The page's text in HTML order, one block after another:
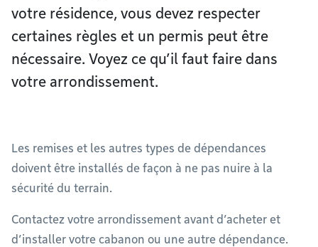
votre résidence, vous devez respecter
certaines règles et un permis peut être
nécessaire. Voyez ce qu’il faut faire dans
votre arrondissement.
Les remises et les autres types de dépendances
doivent être installés de façon à ne pas nuire à la
sécurité du terrain.
Contactez votre arrondissement avant d’acheter et
d’installer votre cabanon ou une autre dépendance.